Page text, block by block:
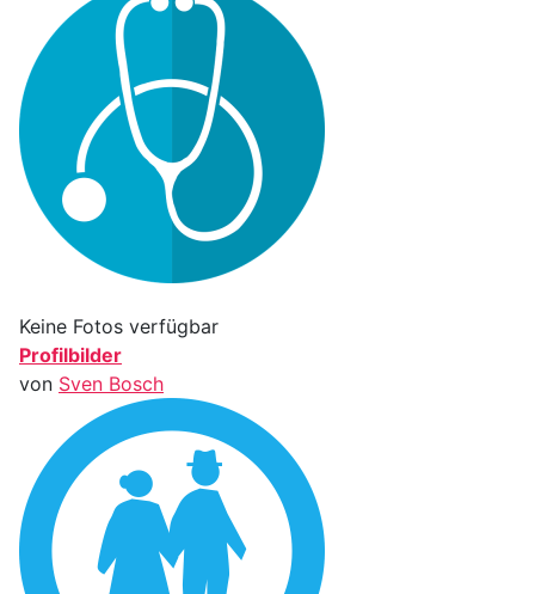
Keine Fotos verfügbar
Profilbilder
von Sven Bosch